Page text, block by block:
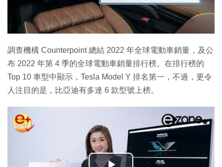
調查機構 Counterpoint 總結 2022 年全球電動車銷量，及公
布 2022 年第 4 季的全球電動車銷量排行榜。在排行榜的
Top 10 車型中顯示，Tesla Model Y 排名第一，不過，更令
人注目的是，比亞迪有多達 6 款型號上榜。